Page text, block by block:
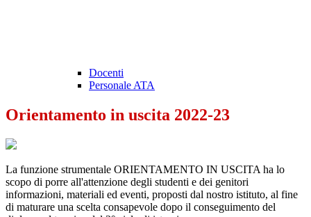
Docenti
Personale ATA
Orientamento in uscita 2022-23
La funzione strumentale ORIENTAMENTO IN USCITA ha lo
scopo di porre all'attenzione degli studenti e dei genitori
informazioni, materiali ed eventi, proposti dal nostro istituto, al fine
di maturare una scelta consapevole dopo il conseguimento del